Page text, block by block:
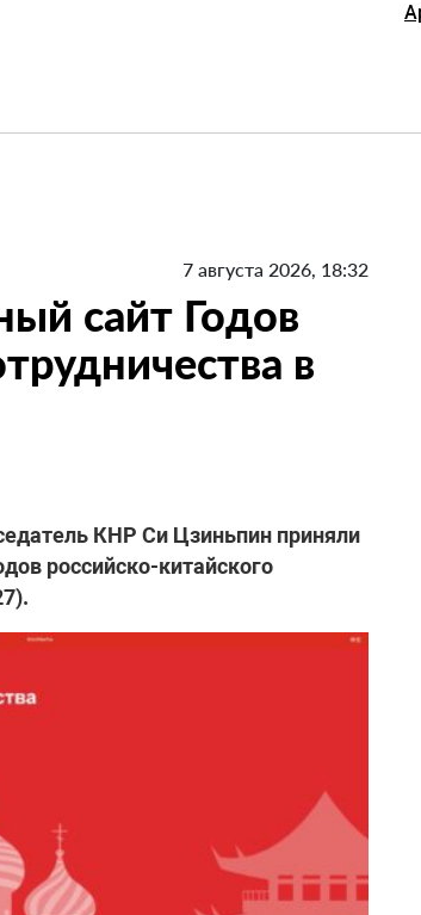
7 августа 2026, 18:32
сайт Годов
в
КНР Си Цзиньпин приняли
российско-китайского